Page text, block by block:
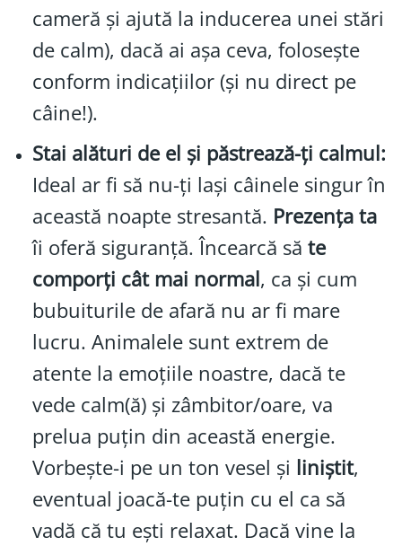
cameră și ajută la inducerea unei stări
de calm), dacă ai așa ceva, folosește
conform indicațiilor (și nu direct pe
câine!).
Stai alături de el și păstrează-ți calmul:
Ideal ar fi să nu-ți lași câinele singur în
această noapte stresantă. Prezența ta
îi oferă siguranță. Încearcă să te
comporți cât mai normal, ca și cum
bubuiturile de afară nu ar fi mare
lucru. Animalele sunt extrem de
atente la emoțiile noastre, dacă te
vede calm(ă) și zâmbitor/oare, va
prelua puțin din această energie.
Vorbește-i pe un ton vesel și liniștit,
eventual joacă-te puțin cu el ca să
vadă că tu ești relaxat. Dacă vine la